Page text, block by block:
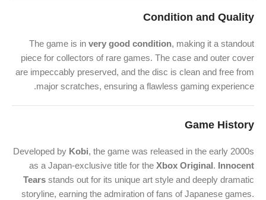
Condition and Quality
The game is in very good condition, making it a standout
piece for collectors of rare games. The case and outer cover
are impeccably preserved, and the disc is clean and free from
major scratches, ensuring a flawless gaming experience.
Game History
Developed by Kobi, the game was released in the early 2000s
as a Japan-exclusive title for the Xbox Original. Innocent
Tears stands out for its unique art style and deeply dramatic
storyline, earning the admiration of fans of Japanese games.